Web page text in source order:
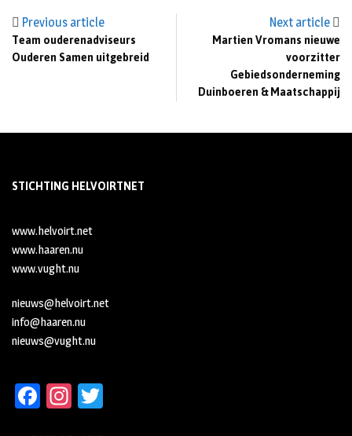
Previous article
Team ouderenadviseurs
Ouderen Samen uitgebreid
Next article
Martien Vromans nieuwe
voorzitter
Gebiedsonderneming
Duinboeren & Maatschappij
STICHTING HELVOIRTNET
www.helvoirt.net
www.haaren.nu
www.vught.nu
nieuws@helvoirt.net
info@haaren.nu
nieuws@vught.nu
Fa In